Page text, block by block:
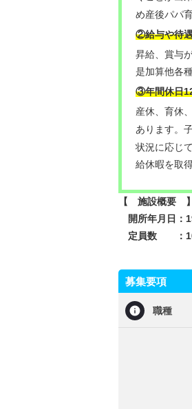
め産後パパ
②給与や待
昇給、賞与
是加算他各
③年間休日
産休、育休
あります。
状況に応じ
給休暇を取
【 施設概要 】
開所年月日：
定員数 ：
募集要項
職種